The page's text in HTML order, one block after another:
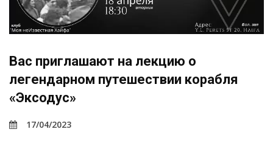
Вас приглашают на лекцию о
легендарном путешествии корабля
«Эксодус»
17/04/2023